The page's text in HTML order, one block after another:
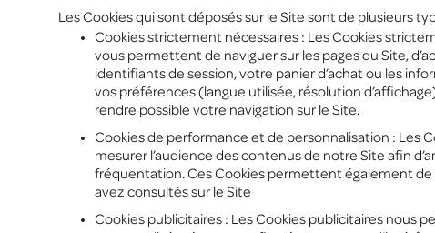
Les Cookies qui sont déposés sur le Site sont de plusieurs
Cookies strictement nécessaires : Les Cookies
vous permettent de naviguer sur les pages du Site,
identifiants de session, votre panier d’achat ou les
vos préférences (langue utilisée, résolution
rendre possible votre navigation sur le Site.
Cookies de performance et de personnalisation : Les
mesurer l’audience des contenus de notre Site afin
fréquentation. Ces Cookies permettent également de
avez consultés sur le Site
Cookies publicitaires : Les Cookies publicitaires nous